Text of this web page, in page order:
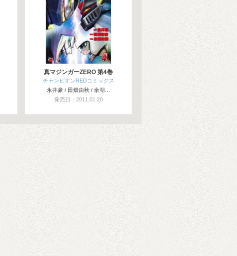
真マジンガーZERO 第4巻
チャンピオンREDコミックス
永井豪 / 田畑由秋 / 余湖…
発売日：2011.01.20